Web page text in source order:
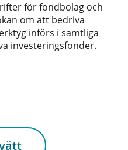
för fondbolag och
om att bedriva
införs i samtliga
investeringsfonder.